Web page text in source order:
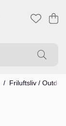
.
Friluftsliv /